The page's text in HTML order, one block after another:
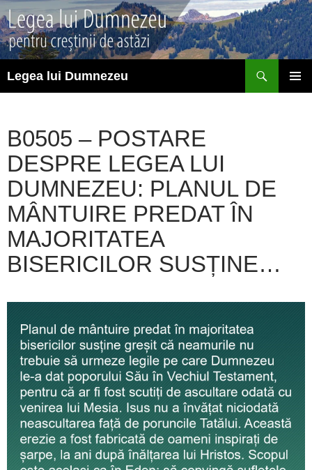
Sari
la
conținut
Legea lui Dumnezeu
B0505 – POSTARE
DESPRE LEGEA LUI
DUMNEZEU: PLANUL DE
MÂNTUIRE PREDAT ÎN
MAJORITATEA
BISERICILOR SUSȚINE…